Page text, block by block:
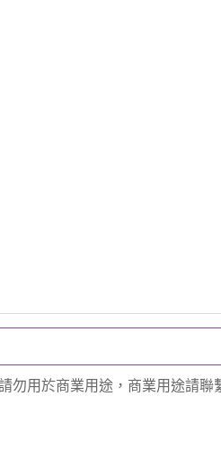
勿用於商業用途，商業用途請聯